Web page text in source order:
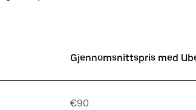
Gjennomsnittspris med
€90